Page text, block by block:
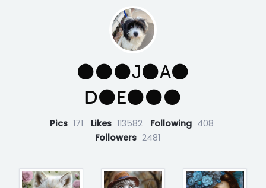
⚫️⚫️⚫️J⚫️A⚫️
D⚫️E⚫️⚫️⚫️
Pics 171 Likes 113582 Following 408
Followers 2481